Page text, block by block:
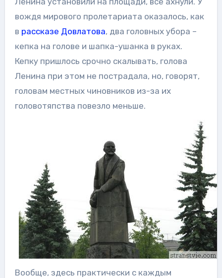
вождя мирового пролетариата оказалось, как
в рассказе Довлатова, два головных убора –
кепка на голове и шапка-ушанка в руках.
Кепку пришлось срочно скалывать, голова
Ленина при этом не пострадала, но, говорят,
головам местных чиновников из-за их
головотяпства повезло меньше.
Вообще, здесь практически с каждым